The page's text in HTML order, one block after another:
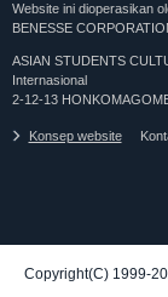
Website ini dioperasikan
BENESSE
ASIAN STUDENTS
Internasional
2-12-13
Konsep website
Copyright(C) 1999-